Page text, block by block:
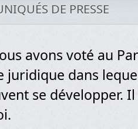
DE PRESSE
avons voté au
juridique dans
se développer.